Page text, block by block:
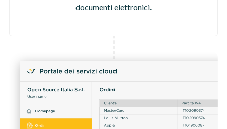
documenti elettronici.